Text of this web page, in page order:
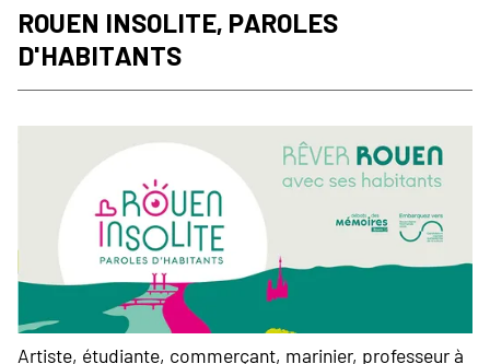
Fil
d'Ariane
Rouen insolite, paroles
d'habitants
Artiste, étudiante, commerçant, marinier, professeur à